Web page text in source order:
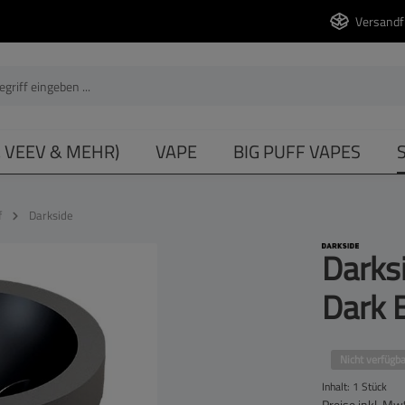
VEEV & MEHR) VAPE BIG PUFF VAPES
Darkside
Dark
Nicht
Inhalt: 1 Stück